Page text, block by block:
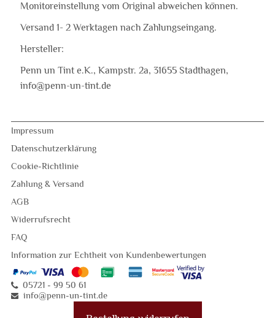
Monitoreinstellung vom Original abweichen können.
Versand 1- 2 Werktagen nach Zahlungseingang.
Hersteller:
Penn un Tint e.K., Kampstr. 2a, 31655 Stadthagen,
info@penn-un-tint.de
Impressum
Datenschutzerklärung
Cookie-Richtlinie
Zahlung & Versand
AGB
Widerrufsrecht
FAQ
Information zur Echtheit von Kundenbewertungen
05721 - 99 50 61
info@penn-un-tint.de